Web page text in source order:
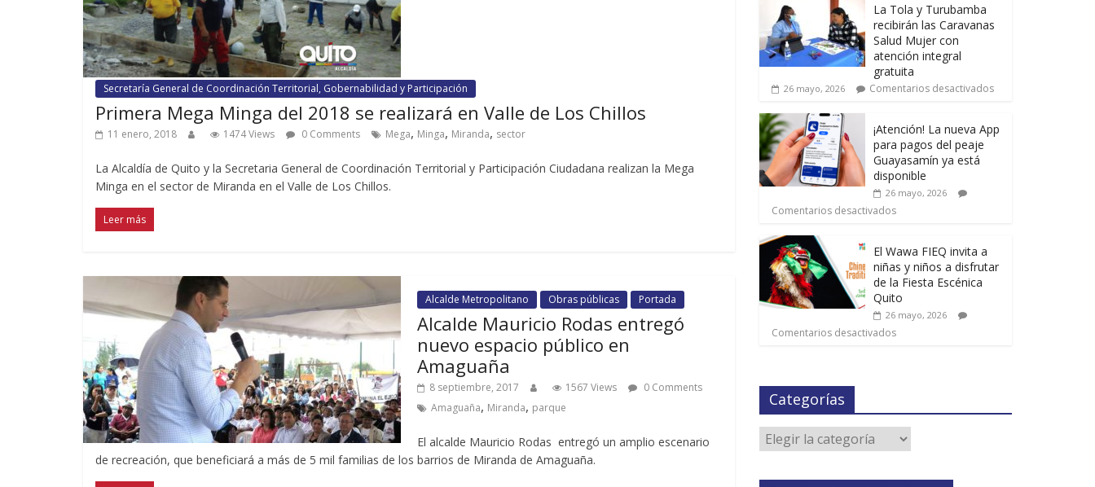
Secretaría General de Coordinación Territorial, Gobernabilidad y Participación
Primera Mega Minga del 2018 se realizará en Valle de Los Chillos
11 enero, 2018 1474 Views 0 Comments Mega, Minga, Miranda, sector
La Alcaldía de Quito y la Secretaria General de Coordinación Territorial y Participación Ciudadana realizan la Mega
Minga en el sector de Miranda en el Valle de Los Chillos.
Leer más
Alcalde Metropolitano Obras públicas Portada
Alcalde Mauricio Rodas entregó
nuevo espacio público en
Amaguaña
8 septiembre, 2017 1567 Views
0 Comments
Amaguaña, Miranda, parque
El alcalde Mauricio Rodas entregó un amplio escenario
de recreación, que beneficiará a más de 5 mil familias de los barrios de Miranda de Amaguaña.
La Tola y Turubamba
recibirán las Caravanas
Salud Mujer con
atención integral
gratuita
26 mayo, 2026 Comentarios desactivados
¡Atención! La nueva App
para pagos del peaje
Guayasamín ya está
disponible
26 mayo, 2026
Comentarios desactivados
El Wawa FIEQ invita a
niñas y niños a disfrutar
de la Fiesta Escénica
Quito
26 mayo, 2026
Comentarios desactivados
Categorías